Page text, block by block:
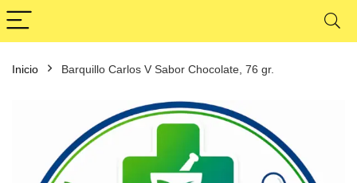
Inicio Barquillo Carlos V Sabor Chocolate, 76 gr.